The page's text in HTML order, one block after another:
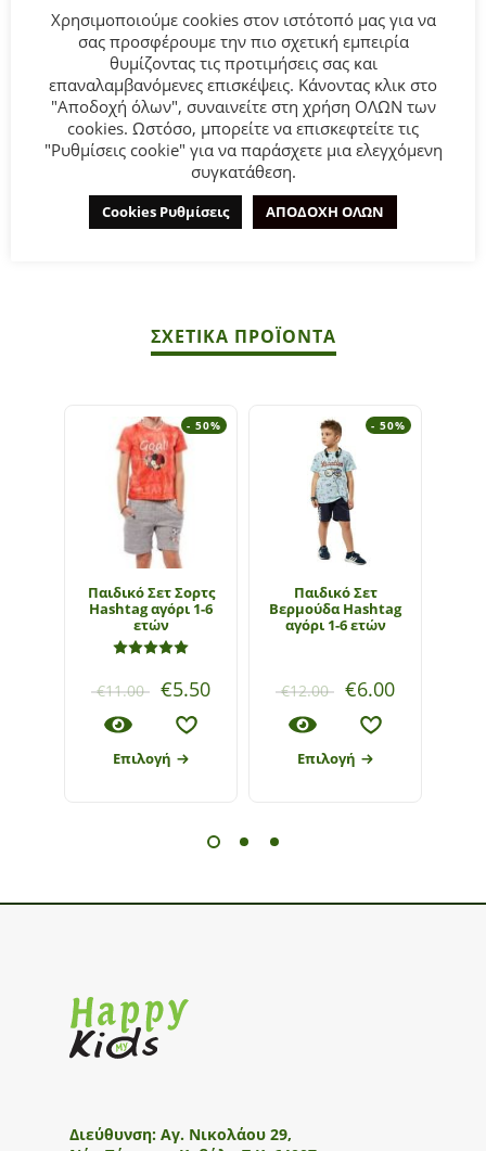
Παιδικό σετ μακό for Funky Kids για αγόρι από 6 έως 16
ετών. Μπλούζα σε μπλε σκούρο χρώμα με τύπωμα,
βερμούδα σε λαδί χρώμα.
100% COTTON.
ΣΥΜΒΟΥΛΕΣ
ΣΧΕΤΙΚΆ ΠΡΟΪΌΝΤΑ
- 50%
Παιδικό Σετ Σορτς
Hashtag αγόρι 1-6
ετών
€11.00 €5.50
Επιλογή
- 50%
Παιδικό Σετ
Βερμούδα Hashtag
αγόρι 1-6 ετών
€12.00 €6.00
Επιλογή
Διεύθυνση: Αγ. Νικολάου 29,
Χρησιμοποιούμε cookies στον ιστότοπό μας για να
σας προσφέρουμε την πιο σχετική εμπειρία
θυμίζοντας τις προτιμήσεις σας και
επαναλαμβανόμενες επισκέψεις. Κάνοντας κλικ στο
"Αποδοχή όλων", συναινείτε στη χρήση ΟΛΩΝ των
cookies. Ωστόσο, μπορείτε να επισκεφτείτε τις
"Ρυθμίσεις cookie" για να παράσχετε μια ελεγχόμενη
συγκατάθεση.
Cookies Ρυθμίσεις ΑΠΟΔΟΧΗ ΟΛΩΝ